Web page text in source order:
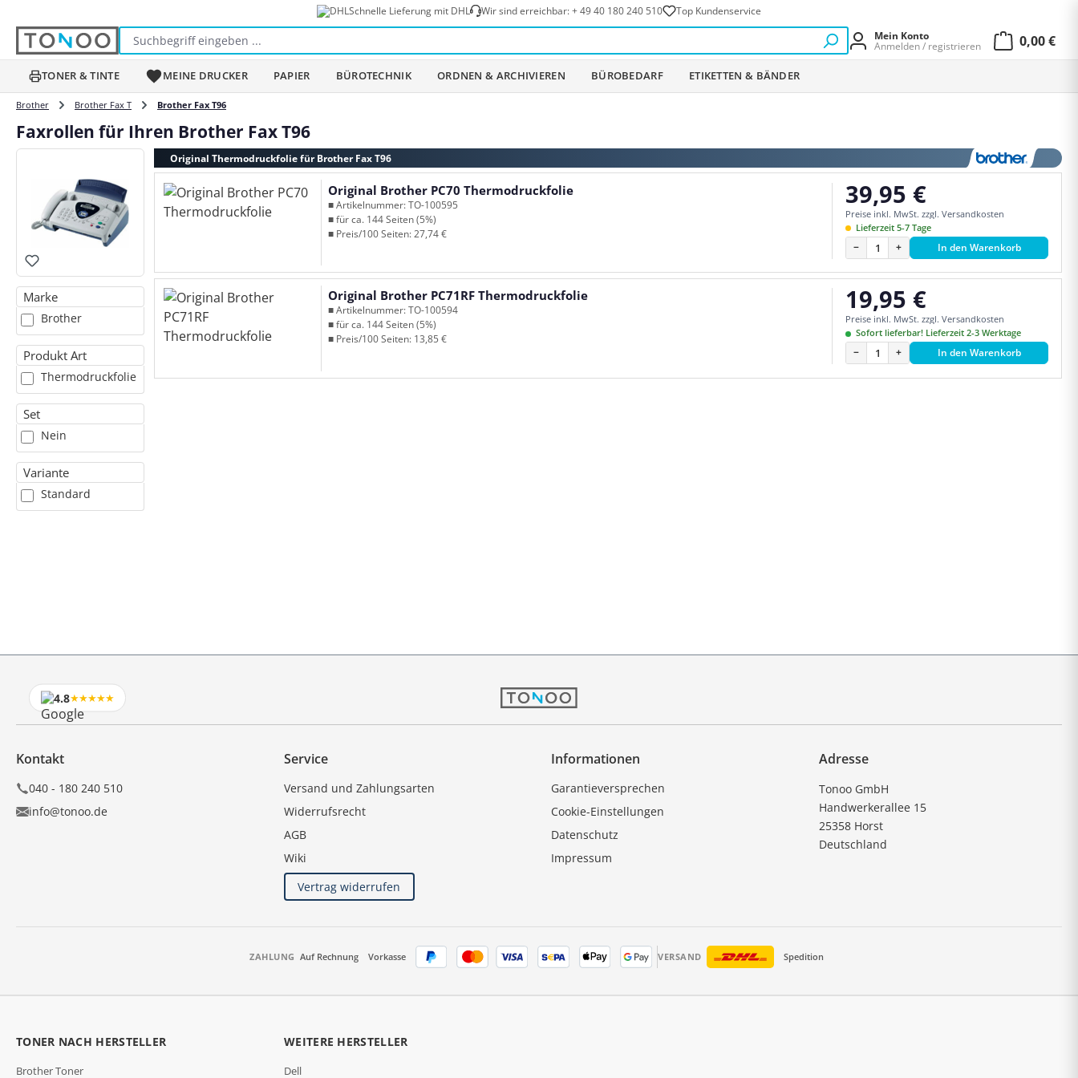
Schnelle Lieferung mit DHL Wir sind erreichbar:+ 49 40 180 240 510 Top Kundenservice
Mein Konto
Anmelden / registrieren
0,00 €
TONER & TINTE MEINE DRUCKER PAPIER BÜROTECHNIK ORDNEN & ARCHIVIEREN BÜROBEDARF ETIKETTEN & BÄNDER
Brother Brother Fax T Brother Fax T96
Faxrollen für Ihren Brother Fax T96
Marke
Brother
Produkt Art
Thermodruckfolie
Set
Nein
Variante
Standard
Original Thermodruckfolie für Brother Fax T96
Original Brother PC70 Thermodruckfolie
■ Artikelnummer: TO-100595
■ für ca. 144 Seiten (5%)
■ Preis/100 Seiten: 27,74 €
Regulärer Preis:
39,95 €
Preise inkl. MwSt. zzgl. Versandkosten
Lieferzeit 5-7 Tage
− + In den Warenkorb
Original Brother PC71RF Thermodruckfolie
■ Artikelnummer: TO-100594
■ für ca. 144 Seiten (5%)
■ Preis/100 Seiten: 13,85 €
Regulärer Preis:
19,95 €
Preise inkl. MwSt. zzgl. Versandkosten
Sofort lieferbar! Lieferzeit 2-3 Werktage
− + In den Warenkorb
4.8★★★★★
Kontakt
040 - 180 240 510
info@tonoo.de
Service
Versand und Zahlungsarten
Widerrufsrecht
AGB
Wiki
Vertrag widerrufen
Informationen
Garantieversprechen
Cookie-Einstellungen
Datenschutz
Impressum
Adresse
Tonoo GmbH
Handwerkerallee 15
25358 Horst
Deutschland
ZAHLUNG Auf Rechnung Vorkasse VERSAND Spedition
TONER NACH HERSTELLER
Brother Toner
WEITERE HERSTELLER
Dell